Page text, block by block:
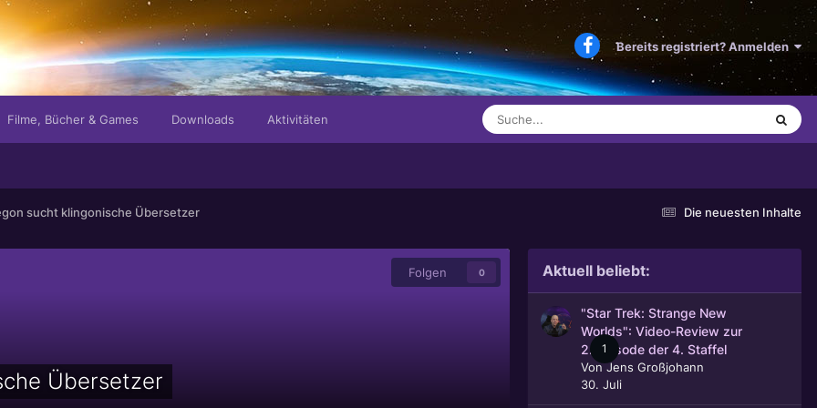
Bereits registriert? Anmelden
Filme, Bücher & Games Downloads Aktivitäten
Die neuesten Inhalte
sucht klingonische Übersetzer
Folgen 0
Übersetzer
Aktuell beliebt:
1
"Star Trek: Strange New
Worlds": Video-Review zur
2. Episode der 4. Staffel
VonJens Großjohann
30. Juli